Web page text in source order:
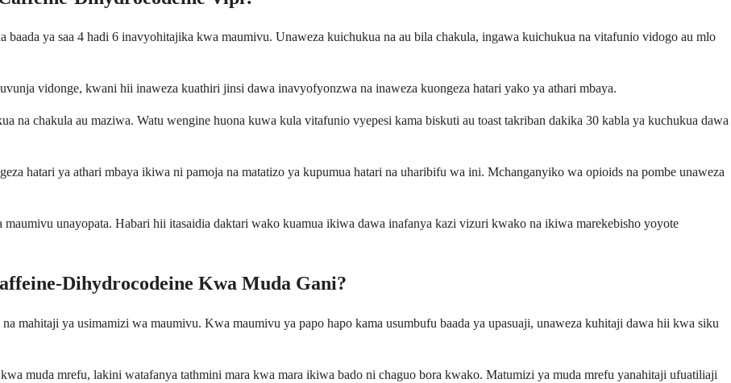
ya saa 4 hadi 6 inavyohitajika kwa maumivu. Unaweza kuichukua na au bila chakula, ingawa kuichukua na vitafunio vidogo au mlo
vidonge, kwani hii inaweza kuathiri jinsi dawa inavyofyonzwa na inaweza kuongeza hatari yako ya athari mbaya.
na chakula au maziwa. Watu wengine huona kuwa kula vitafunio vyepesi kama biskuti au toast takriban dakika 30 kabla ya kuchukua dawa
hatari ya athari mbaya ikiwa ni pamoja na matatizo ya kupumua hatari na uharibifu wa ini. Mchanganyiko wa opioids na pombe unaweza
unayopata. Habari hii itasaidia daktari wako kuamua ikiwa dawa inafanya kazi vizuri kwako na ikiwa marekebisho yoyote
Dihydrocodeine Kwa Muda Gani?
mahitaji ya usimamizi wa maumivu. Kwa maumivu ya papo hapo kama usumbufu baada ya upasuaji, unaweza kuhitaji dawa hii kwa siku
muda mrefu, lakini watafanya tathmini mara kwa mara ikiwa bado ni chaguo bora kwako. Matumizi ya muda mrefu yanahitaji ufuatiliaji